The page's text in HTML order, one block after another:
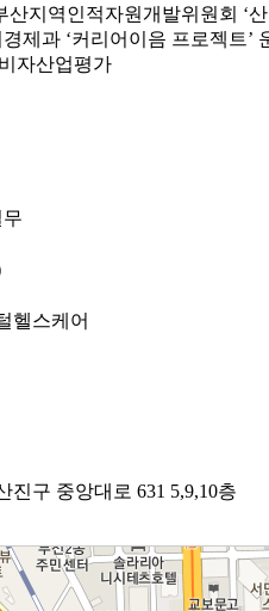
산지역인적자원개발위원회 ‘
제과 ‘커리어이음 프로젝트’
자산업평가
헬스케어
진구 중앙대로 631 5,9,10층